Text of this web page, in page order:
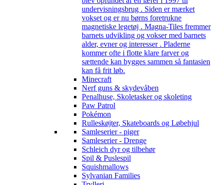
undervisningsbrug . Siden er mærket
vokset og er nu børns foretrukne
magnetiske legetøj . Magna-Tiles fremmer
barnets udvikling og vokser med barnets
alder, evner og interesser . Pladerne
kommer ofte i flotte klare farver og
sættende kan bygges sammen så fantasien
kan få frit løb.
Minecraft
Nerf guns & skydevåben
Penalhuse, Skoletasker og skoleting
Paw Patrol
Pokémon
Rulleskøjter, Skateboards og Løbehjul
Samleserier - piger
Samleserier - Drenge
Schleich dyr og tilbehør
Spil & Puslespil
Squishmallows
Sylvanian Families